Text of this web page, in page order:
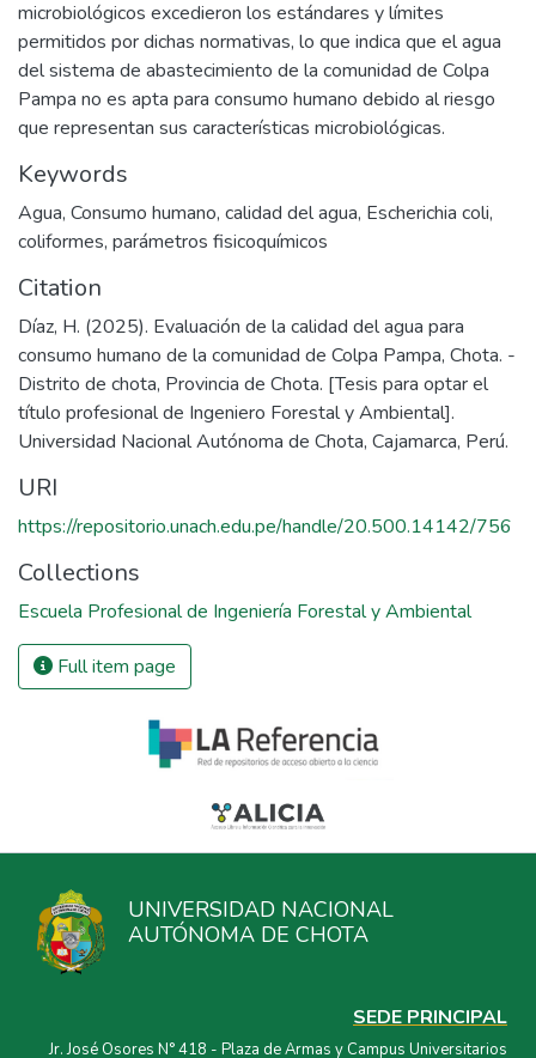
microbiológicos excedieron los estándares y límites
permitidos por dichas normativas, lo que indica que el agua
del sistema de abastecimiento de la comunidad de Colpa
Pampa no es apta para consumo humano debido al riesgo
que representan sus características microbiológicas.
Keywords
Agua, Consumo humano, calidad del agua, Escherichia coli,
coliformes, parámetros fisicoquímicos
Citation
Díaz, H. (2025). Evaluación de la calidad del agua para
consumo humano de la comunidad de Colpa Pampa, Chota. -
Distrito de chota, Provincia de Chota. [Tesis para optar el
título profesional de Ingeniero Forestal y Ambiental].
Universidad Nacional Autónoma de Chota, Cajamarca, Perú.
URI
https://repositorio.unach.edu.pe/handle/20.500.14142/756
Collections
Escuela Profesional de Ingeniería Forestal y Ambiental
Full item page
UNIVERSIDAD NACIONAL
AUTÓNOMA DE CHOTA
SEDE PRINCIPAL
Jr. José Osores N° 418 - Plaza de Armas y Campus Universitarios